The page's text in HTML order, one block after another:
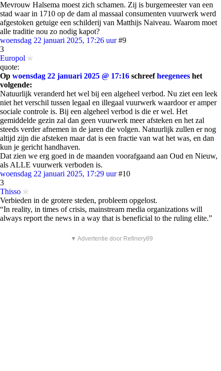
Mevrouw Halsema moest zich schamen. Zij is burgemeester van een
stad waar in 1710 op de dam al massaal consumenten vuurwerk werd
afgestoken getuige een schilderij van Matthijs Naiveau. Waarom moet
alle traditie nou zo nodig kapot?
woensdag 22 januari 2025, 17:26 uur #9
3
Europol
quote:
Op woensdag 22 januari 2025 @ 17:16 schreefheegenees het
volgende:
Natuurlijk veranderd het wel bij een algeheel verbod. Nu ziet een leek
niet het verschil tussen legaal en illegaal vuurwerk waardoor er amper
sociale controle is. Bij een algeheel verbod is die er wel. Het
gemiddelde gezin zal dan geen vuurwerk meer afsteken en het zal
steeds verder afnemen in de jaren die volgen. Natuurlijk zullen er nog
altijd zijn die afsteken maar dat is een fractie van wat het was, en dan
kun je gericht handhaven.
Dat zien we erg goed in de maanden voorafgaand aan Oud en Nieuw,
als ALLE vuurwerk verboden is.
woensdag 22 januari 2025, 17:29 uur #10
3
Thisso
Verbieden in de grotere steden, probleem opgelost.
“In reality, in times of crisis, mainstream media organizations will
always report the news in a way that is beneficial to the ruling elite.”
▼ Advertentie door Refinery89